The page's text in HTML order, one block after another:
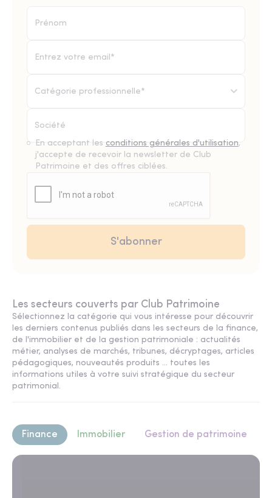
Catégorie professionnelle*
En acceptant les conditions générales d'utilisation,
j'accepte de recevoir la newsletter de Club
Patrimoine et des offres ciblées.
Les secteurs couverts par Club Patrimoine
Sélectionnez la catégorie qui vous intéresse pour découvrir
les derniers contenus publiés dans les secteurs de la finance,
de l'immobilier et de la gestion patrimoniale : actualités
métier, analyses de marchés, tribunes, décryptages, articles
pédagogiques, nouveautés produits ... toutes les
informations utiles à votre suivi stratégique du secteur
patrimonial.
Finance Immobilier Gestion de patrimoine